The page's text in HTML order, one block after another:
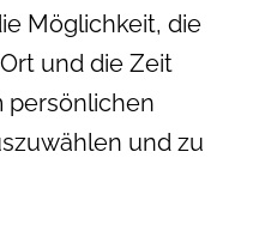
Möglichkeit, die
und die Zeit
persönlichen
und zu